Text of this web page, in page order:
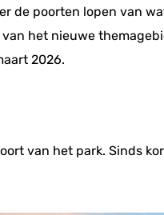
de poorten lopen van
het nieuwe
2026.
van het park. Sinds